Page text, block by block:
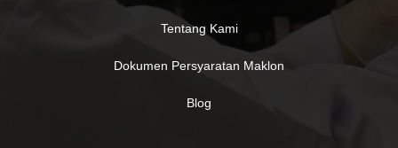
Tentang Kami
Dokumen Persyaratan Maklon
Blog